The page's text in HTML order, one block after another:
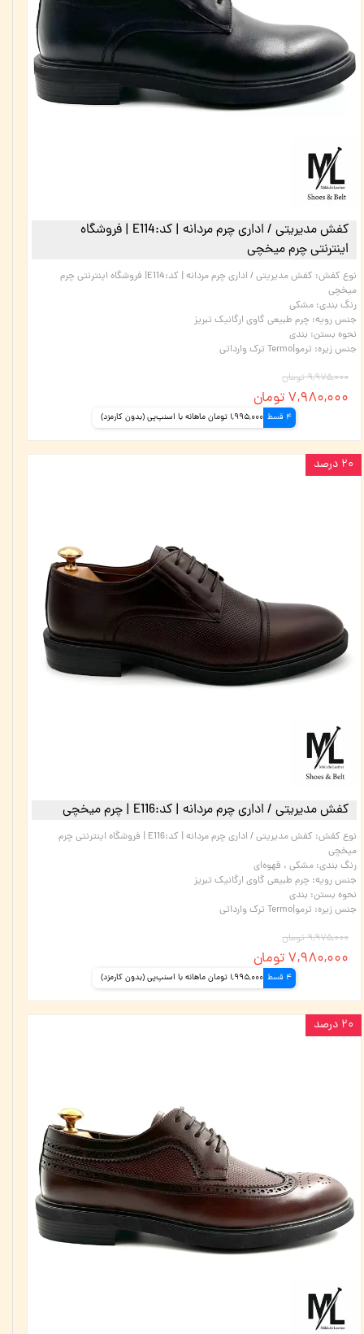
کفش مدیریتی / اداری چرم مردانه | کد:E114 | فروشگاه
اینترنتی چرم میخچی
نوع کفش:
کفش مدیریتی / اداری چرم مردانه | کد:E114| فروشگاه اینترنتی چرم
میخچی
رنگ بندی: مشکی
جنس رویه: چرم طبیعی گاوی ارگانیک تبریز
نحوه بستن: بندی
جنس زیره: ترمو|Termo ترک وارداتی
۹,۹۷۵,۰۰۰ تومان
۷,۹۸۰,۰۰۰ تومان
4 قسط 1,995,000 تومان ماهانه با اسنپ‌پی (بدون کارمزد)
کفش مدیریتی / اداری چرم مردانه | کد:E116 | چرم میخچی
نوع کفش:
کفش مدیریتی / اداری چرم مردانه | کد:E116 | فروشگاه اینترنتی چرم
میخچی
رنگ بندی: مشکی ، قهوه‌ای
جنس رویه: چرم طبیعی گاوی ارگانیک تبریز
نحوه بستن: بندی
جنس زیره: ترمو|Termo ترک وارداتی
۹,۹۷۵,۰۰۰ تومان
۷,۹۸۰,۰۰۰ تومان
4 قسط 1,995,000 تومان ماهانه با اسنپ‌پی (بدون کارمزد)
۲۰ درصد
۲۰ درصد